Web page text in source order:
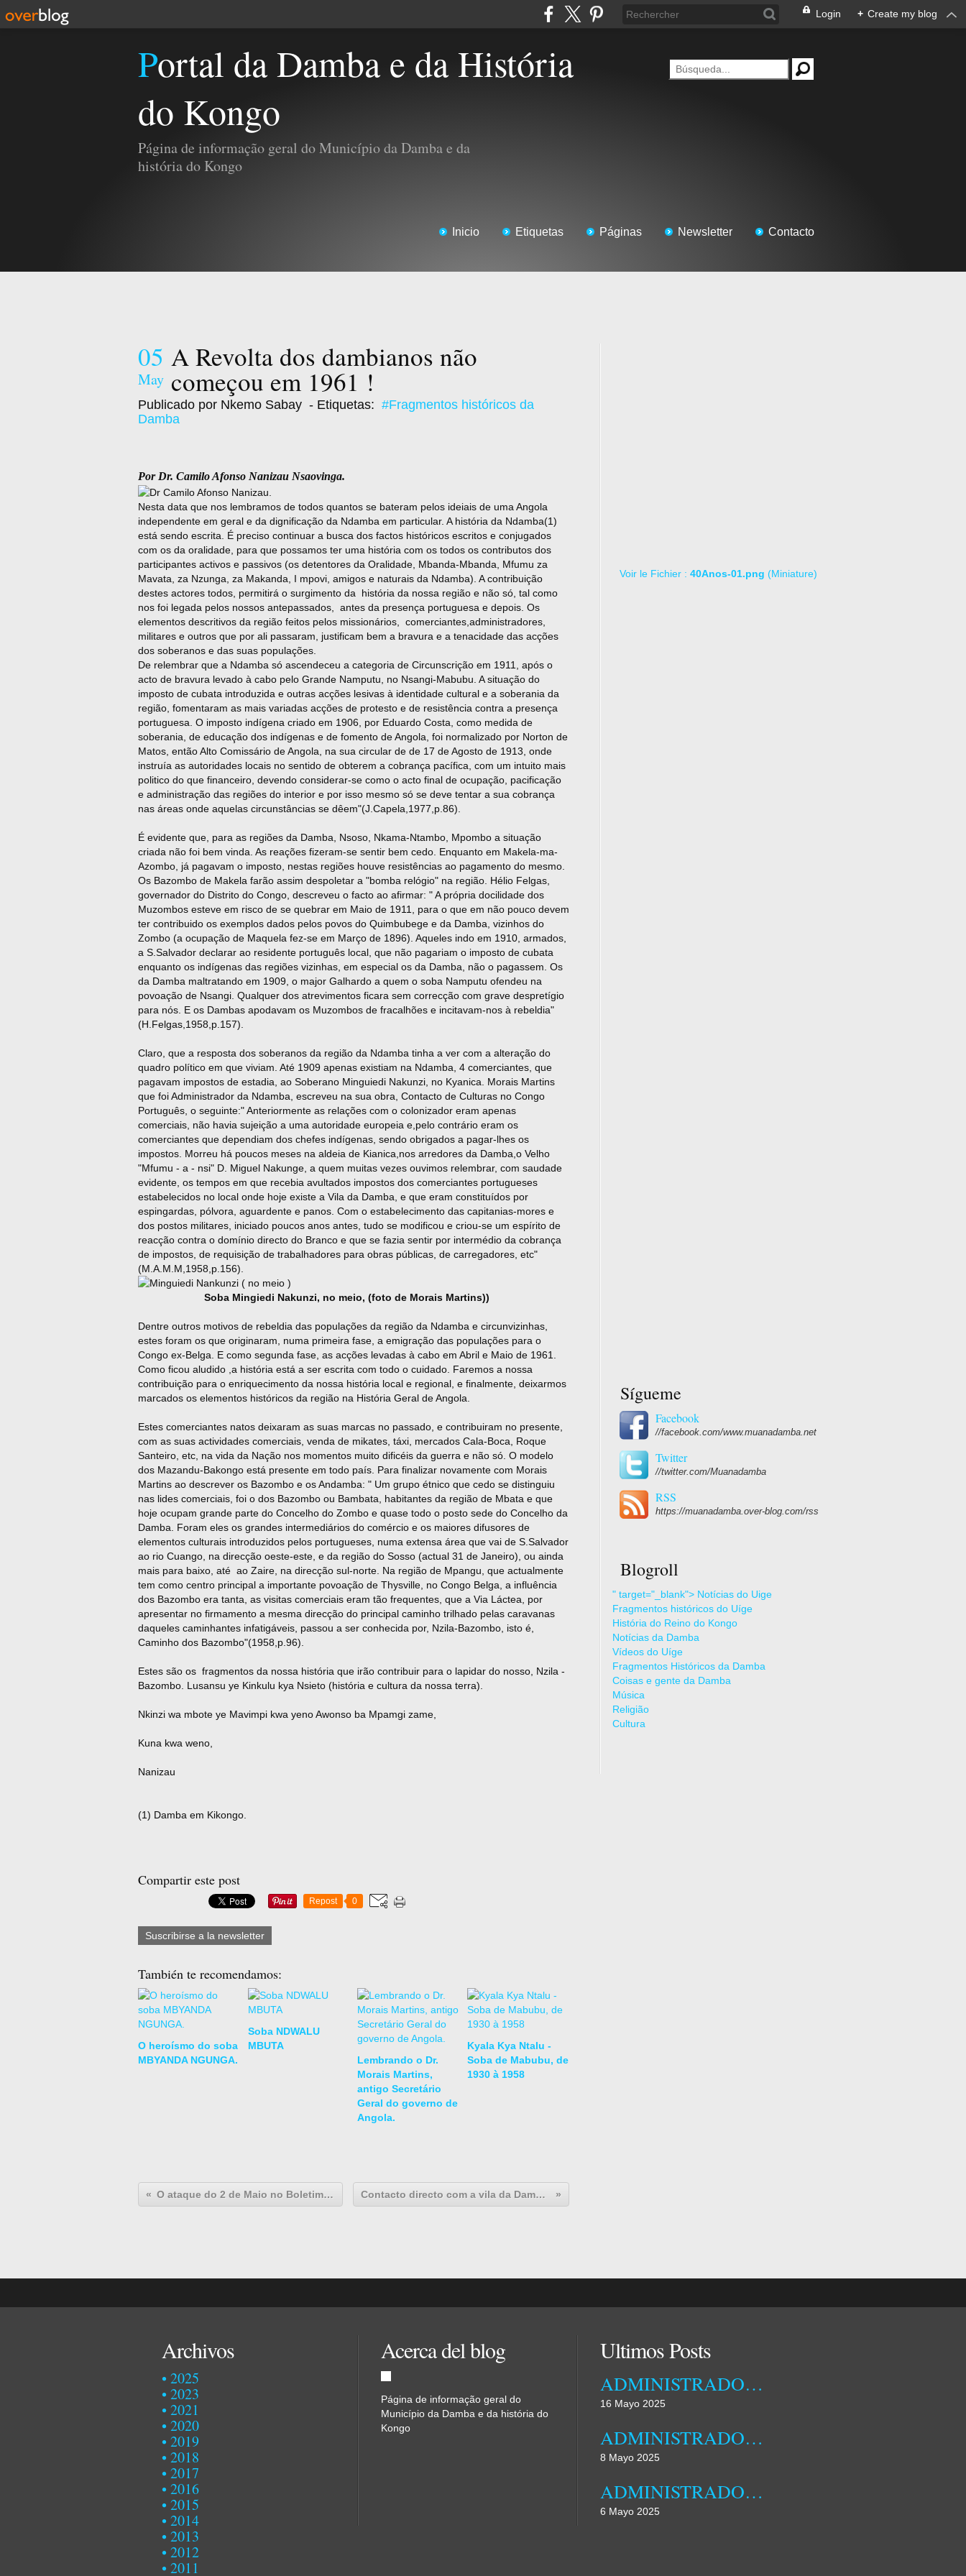
Login + Create my blog
Portal da Damba e da História
do Kongo
Página de informação geral do Município da Damba e da
história do Kongo
Inicio Etiquetas Páginas Newsletter Contacto
05
May
A Revolta dos dambianos não
começou em 1961 !
Publicado por Nkemo Sabay - Etiquetas: #Fragmentos históricos da
Damba
Por Dr. Camilo Afonso Nanizau Nsaovinga.
Nesta data que nos lembramos de todos quantos se bateram pelos ideiais de uma Angola
independente em geral e da dignificação da Ndamba em particular. A história da Ndamba(1)
está sendo escrita. É preciso continuar a busca dos factos históricos escritos e conjugados
com os da oralidade, para que possamos ter uma história com os todos os contributos dos
participantes activos e passivos (os detentores da Oralidade, Mbanda-Mbanda, Mfumu za
Mavata, za Nzunga, za Makanda, I mpovi, amigos e naturais da Ndamba). A contribuição
destes actores todos, permitirá o surgimento da história da nossa região e não só, tal como
nos foi legada pelos nossos antepassados, antes da presença portuguesa e depois. Os
elementos descritivos da região feitos pelos missionários, comerciantes,administradores,
militares e outros que por ali passaram, justificam bem a bravura e a tenacidade das acções
dos soberanos e das suas populações.
De relembrar que a Ndamba só ascendeceu a categoria de Circunscrição em 1911, após o
acto de bravura levado à cabo pelo Grande Namputu, no Nsangi-Mabubu. A situação do
imposto de cubata introduzida e outras acções lesivas à identidade cultural e a soberania da
região, fomentaram as mais variadas acções de protesto e de resistência contra a presença
portuguesa. O imposto indígena criado em 1906, por Eduardo Costa, como medida de
soberania, de educação dos indígenas e de fomento de Angola, foi normalizado por Norton de
Matos, então Alto Comissário de Angola, na sua circular de de 17 de Agosto de 1913, onde
instruía as autoridades locais no sentido de obterem a cobrança pacífica, com um intuito mais
politico do que financeiro, devendo considerar-se como o acto final de ocupação, pacificação
e administração das regiões do interior e por isso mesmo só se deve tentar a sua cobrança
nas áreas onde aquelas circunstâncias se dêem"(J.Capela,1977,p.86).
É evidente que, para as regiões da Damba, Nsoso, Nkama-Ntambo, Mpombo a situação
criada não foi bem vinda. As reações fizeram-se sentir bem cedo. Enquanto em Makela-ma-
Azombo, já pagavam o imposto, nestas regiões houve resistências ao pagamento do mesmo.
Os Bazombo de Makela farão assim despoletar a "bomba relógio" na região. Hélio Felgas,
governador do Distrito do Congo, descreveu o facto ao afirmar: " A própria docilidade dos
Muzombos esteve em risco de se quebrar em Maio de 1911, para o que em não pouco devem
ter contribuido os exemplos dados pelos povos do Quimbubege e da Damba, vizinhos do
Zombo (a ocupação de Maquela fez-se em Março de 1896). Aqueles indo em 1910, armados,
a S.Salvador declarar ao residente português local, que não pagariam o imposto de cubata
enquanto os indígenas das regiões vizinhas, em especial os da Damba, não o pagassem. Os
da Damba maltratando em 1909, o major Galhardo a quem o soba Namputu ofendeu na
povoação de Nsangi. Qualquer dos atrevimentos ficara sem correcção com grave despretígio
para nós. E os Dambas apodavam os Muzombos de fracalhões e incitavam-nos à rebeldia"
(H.Felgas,1958,p.157).
Claro, que a resposta dos soberanos da região da Ndamba tinha a ver com a alteração do
quadro político em que viviam. Até 1909 apenas existiam na Ndamba, 4 comerciantes, que
pagavam impostos de estadia, ao Soberano Minguiedi Nakunzi, no Kyanica. Morais Martins
que foi Administrador da Ndamba, escreveu na sua obra, Contacto de Culturas no Congo
Português, o seguinte:" Anteriormente as relações com o colonizador eram apenas
comerciais, não havia sujeição a uma autoridade europeia e,pelo contrário eram os
comerciantes que dependiam dos chefes indígenas, sendo obrigados a pagar-lhes os
impostos. Morreu há poucos meses na aldeia de Kianica,nos arredores da Damba,o Velho
"Mfumu - a - nsi" D. Miguel Nakunge, a quem muitas vezes ouvimos relembrar, com saudade
evidente, os tempos em que recebia avultados impostos dos comerciantes portugueses
estabelecidos no local onde hoje existe a Vila da Damba, e que eram constituídos por
espingardas, pólvora, aguardente e panos. Com o estabelecimento das capitanias-mores e
dos postos militares, iniciado poucos anos antes, tudo se modificou e criou-se um espírito de
reacção contra o domínio directo do Branco e que se fazia sentir por intermédio da cobrança
de impostos, de requisição de trabalhadores para obras públicas, de carregadores, etc"
(M.A.M.M,1958,p.156).
Soba Mingiedi Nakunzi, no meio, (foto de Morais Martins))
Dentre outros motivos de rebeldia das populações da região da Ndamba e circunvizinhas,
estes foram os que originaram, numa primeira fase, a emigração das populações para o
Congo ex-Belga. E como segunda fase, as acções levadas à cabo em Abril e Maio de 1961.
Como ficou aludido ,a história está a ser escrita com todo o cuidado. Faremos a nossa
contribuição para o enriquecimento da nossa história local e regional, e finalmente, deixarmos
marcados os elementos históricos da região na História Geral de Angola.
Estes comerciantes natos deixaram as suas marcas no passado, e contribuiram no presente,
com as suas actividades comerciais, venda de mikates, táxi, mercados Cala-Boca, Roque
Santeiro, etc, na vida da Nação nos momentos muito dificéis da guerra e não só. O modelo
dos Mazandu-Bakongo está presente em todo país. Para finalizar novamente com Morais
Martins ao descrever os Bazombo e os Andamba: " Um grupo étnico que cedo se distinguiu
nas lides comerciais, foi o dos Bazombo ou Bambata, habitantes da região de Mbata e que
hoje ocupam grande parte do Concelho do Zombo e quase todo o posto sede do Concelho da
Damba. Foram eles os grandes intermediários do comércio e os maiores difusores de
elementos culturais introduzidos pelos portugueses, numa extensa área que vai de S.Salvador
ao rio Cuango, na direcção oeste-este, e da região do Sosso (actual 31 de Janeiro), ou ainda
mais para baixo, até ao Zaire, na direcção sul-norte. Na região de Mpangu, que actualmente
tem como centro principal a importante povoação de Thysville, no Congo Belga, a influência
dos Bazombo era tanta, as visitas comerciais eram tão frequentes, que a Via Láctea, por
apresentar no firmamento a mesma direcção do principal caminho trilhado pelas caravanas
daqueles caminhantes infatigáveis, passou a ser conhecida por, Nzila-Bazombo, isto é,
Caminho dos Bazombo"(1958,p.96).
Estes são os fragmentos da nossa história que irão contribuir para o lapidar do nosso, Nzila -
Bazombo. Lusansu ye Kinkulu kya Nsieto (história e cultura da nossa terra).
Nkinzi wa mbote ye Mavimpi kwa yeno Awonso ba Mpamgi zame,
Kuna kwa weno,
Nanizau
(1) Damba em Kikongo.
Compartir este post
Repost 0
Suscribirse a la newsletter
También te recomendamos:
O heroísmo do soba
MBYANDA NGUNGA.
Soba NDWALU
MBUTA
Lembrando o Dr.
Morais Martins,
antigo Secretário
Geral do governo de
Angola.
Kyala Kya Ntalu -
Soba de Mabubu, de
1930 à 1958
O ataque do 2 de Maio no Boletim Geral Ultramarino. Contacto directo com a vila da Damba, atravêz do CADA
Voir le Fichier : 40Anos-01.png (Miniature)
Sígueme
Facebook
//facebook.com/www.muanadamba.net
Twitter
//twitter.com/Muanadamba
RSS
https://muanadamba.over-blog.com/rss
Blogroll
" target="_blank"> Notícias do Uige
Fragmentos históricos do Uíge
História do Reino do Kongo
Notícias da Damba
Vídeos do Uíge
Fragmentos Históricos da Damba
Coisas e gente da Damba
Música
Religião
Cultura
Archivos
2025
2023
2021
2020
2019
2018
2017
2016
2015
2014
2013
2012
2011
Acerca del blog
Página de informação geral do
Município da Damba e da história do
Kongo
Ultimos Posts
ADMINISTRADORA MUNICIPAL DA DAMBA RECEBEU ONTEM TÉCNICOS DA EMPRESA OSSIYETO
16 Mayo 2025
ADMINISTRADORA MUNICIPAL DA DAMBA REALIZOU HOJE JORNADA DE CAMPO
8 Mayo 2025
ADMINISTRADORA MUNICIPAL DA DAMBA DESTACA FAMÍLIA COMO NÚCLEO FUNDAMENTAL DA SOCIEDADE
6 Mayo 2025